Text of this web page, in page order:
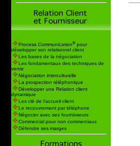
Process Communication® pour
développer son relationnel client
Les bases de la négociation
Les fondamentaux des techniques de
vente
Négociation interculturelle
La prospection téléphonique
Développer une Relation client
dynamique
Les clé de l'accueil client
Le recouvrement par téléphone
Négocier avec ses fournisseurs
Commercial pour non commerciaux
Défendre ses marges